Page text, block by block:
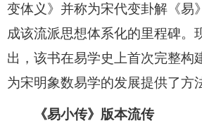
变体义》并称为宋代变卦解《易
成该流派思想体系化的里程碑。
出，该书在易学史上首次完整构
为宋明象数易学的发展提供了方
《易小传》版本流传